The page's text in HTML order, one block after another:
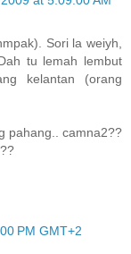
Sori la weiyh,
tu lemah lembut
kelantan (orang
pahang.. camna2??
PM GMT+2